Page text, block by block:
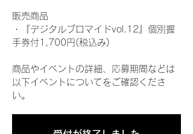
販売商品
・『デジタルブロマイドvol.12』個別握
手券付1,700円(税込み)
商品やイベントの詳細、応募期間などは
以下イベントについてをご確認くださ
い。